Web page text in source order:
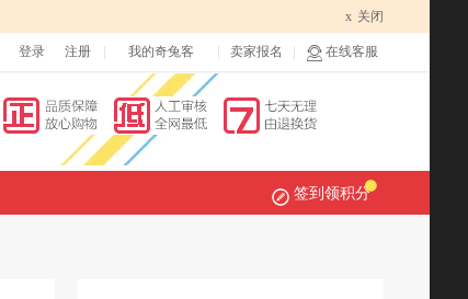
x 关闭
登录 注册 我的奇兔客 卖家报名 在线客服
签到领积分